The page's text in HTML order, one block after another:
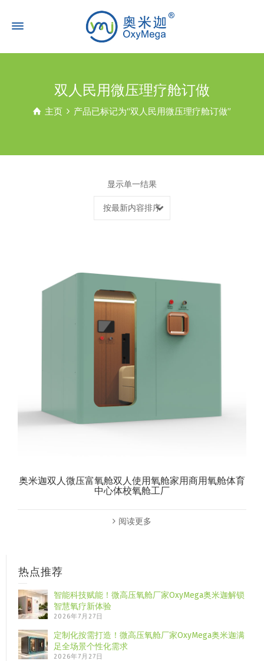
双人民用微压理疗舱订做
主页 产品已标记为“双人民用微压理疗舱订做”
显示单一结果
按最新内容排序
奥米迦双人微压富氧舱双人使用氧舱家用商用氧舱体育
中心体校氧舱工厂
阅读更多
热点推荐
智能科技赋能！微高压氧舱厂家OxyMega奥米迦解锁
智慧氧疗新体验
2026年7月27日
定制化按需打造！微高压氧舱厂家OxyMega奥米迦满
足全场景个性化需求
2026年7月27日